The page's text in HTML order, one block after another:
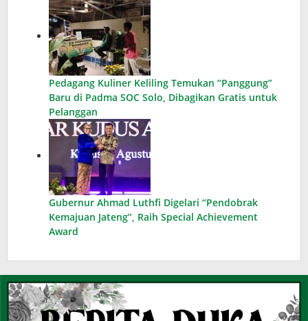
Pedagang Kuliner Keliling Temukan “Panggung”
Baru di Padma SOC Solo, Dibagikan Gratis untuk
Pelanggan
Gubernur Ahmad Luthfi Digelari “Pendobrak
Kemajuan Jateng”, Raih Special Achievement
Award